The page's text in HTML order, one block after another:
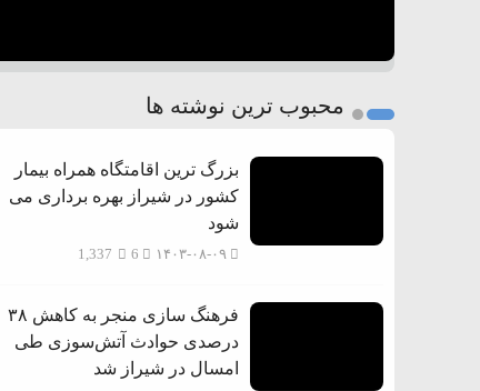
محبوب ترین نوشته ها
بزرگ ترین اقامتگاه همراه بیمار
کشور در شیراز بهره برداری می
شود
۱۴۰۳-۰۸-۰۹ 1,337
فرهنگ سازی منجر به کاهش ۳۸
درصدی حوادث آتش‌سوزی طی
امسال در شیراز شد